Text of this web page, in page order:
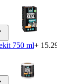
750 ml+